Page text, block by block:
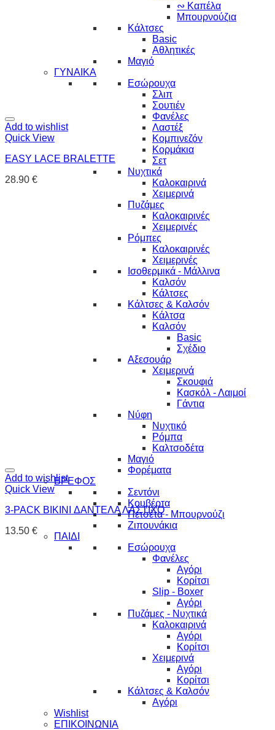
∾ Καπέλα
Μπουρνούζια
Κάλτσες
Basic
Αθλητικές
Μαγιό
ΓΥΝΑΙΚΑ
Εσώρουχα
Σλιπ
Σουτιέν
Φανέλες
Λαστέξ
Κομπινεζόν
Κορμάκια
Σετ
Νυχτικά
Καλοκαιρινά
Χειμερινά
Πυζάμες
Καλοκαιρινές
Χειμερινές
Ρόμπες
Καλοκαιρινές
Χειμερινές
Ισοθερμικά - Μάλλινα
Καλσόν
Κάλτσες
Κάλτσες & Καλσόν
Κάλτσα
Καλσόν
Basic
Σχέδιο
Αξεσουάρ
Χειμερινά
Σκουφιά
Κασκόλ - Λαιμοί
Γάντια
Νύφη
Νυχτικό
Ρόμπα
Καλτσοδέτα
Μαγιό
Φορέματα
ΒΡΕΦΟΣ
Σεντόνι
Κουβέρτα
Πετσέτα - Μπουρνούζι
Ζιπουνάκια
ΠΑΙΔΙ
Εσώρουχα
Φανέλες
Αγόρι
Κορίτσι
Slip - Boxer
Αγόρι
Πυζάμες - Νυχτικά
Καλοκαιρινά
Αγόρι
Κορίτσι
Χειμερινά
Αγόρι
Κορίτσι
Κάλτσες & Καλσόν
Αγόρι
Wishlist
ΕΠΙΚΟΙΝΩΝΙΑ
Add to wishlist
Quick View
EASY LACE BRALETTE
28.90 €
Add to wishlist
Quick View
3-PACK BIKINI ΔΑΝΤΕΛΑ ΛΑΣΤΙΧΟ
13.50 €